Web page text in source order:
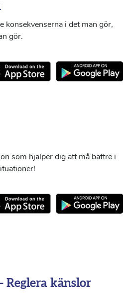
konsekvenserna i det man gör,
gör.
som hjälper dig att må bättre i
Reglera känslor